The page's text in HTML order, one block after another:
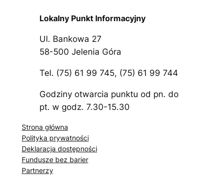
Lokalny Punkt Informacyjny
Ul. Bankowa 27
58-500 Jelenia Góra
Tel. (75) 61 99 745, (75) 61 99 744
Godziny otwarcia punktu od pn. do
pt. w godz. 7.30-15.30
Strona główna
Polityka prywatności
Deklaracja dostępności
Fundusze bez barier
Partnerzy